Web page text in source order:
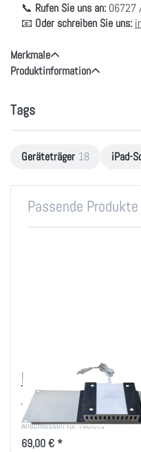
📞 Rufen Sie uns an: 06727
📧 Oder schreiben Sie uns:
Merkmale
Produktinformation
Tags
Geräteträger 18 iPad-
Passende Produkte
Ladegerät-Träger mit
12 USB Ladebuchsen
19"-Träger mit 12x USB-A
Anschlüssen für Tablets
69,00 € *